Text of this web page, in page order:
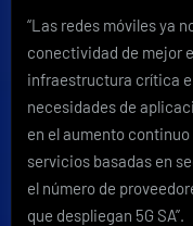
“Las redes móviles ya
conectividad de mejor
infraestructura crítica
necesidades de
en el aumento
servicios basadas en
el número de
que despliegan 5G SA”.